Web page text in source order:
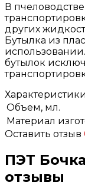
В
других
Бутылка из
бутылок
Характеристики
Объем, мл.
Материал
Оставить отзыв
ПЭТ
отзывы